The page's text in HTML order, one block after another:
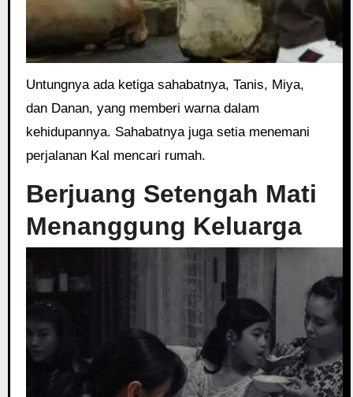
Untungnya ada ketiga sahabatnya, Tanis, Miya,
dan Danan, yang memberi warna dalam
kehidupannya. Sahabatnya juga setia menemani
perjalanan Kal mencari rumah.
Berjuang Setengah Mati
Menanggung Keluarga